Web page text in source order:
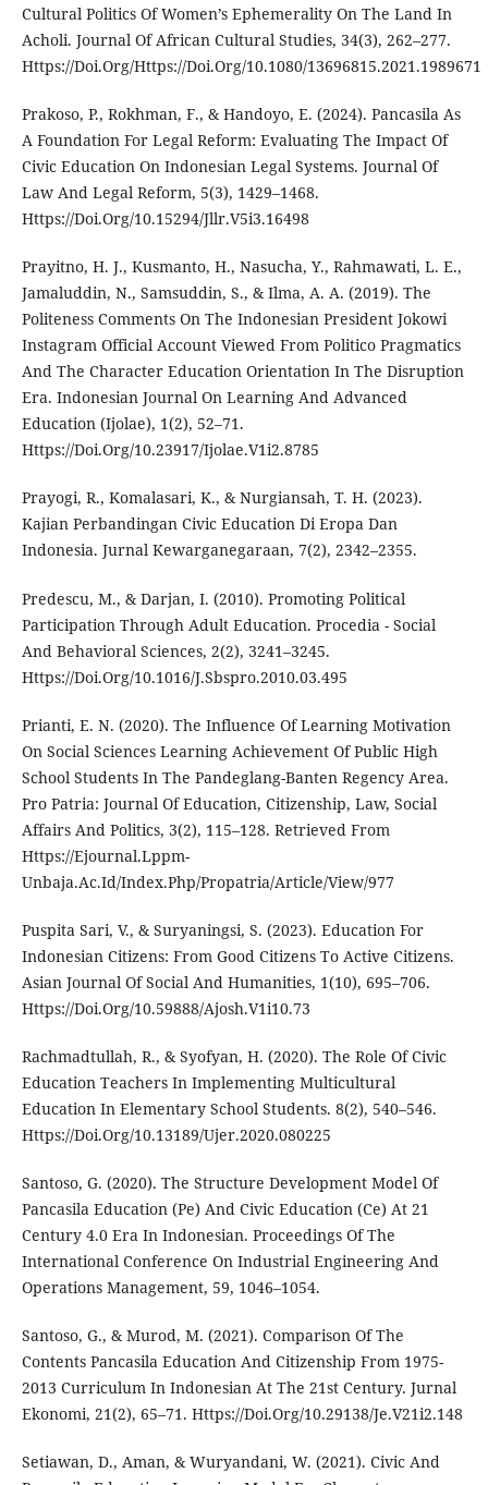
Cultural Politics Of Women’s Ephemerality On The Land In
Acholi. Journal Of African Cultural Studies, 34(3), 262–277.
Https://Doi.Org/Https://Doi.Org/10.1080/13696815.2021.1989671
Prakoso, P., Rokhman, F., & Handoyo, E. (2024). Pancasila As
A Foundation For Legal Reform: Evaluating The Impact Of
Civic Education On Indonesian Legal Systems. Journal Of
Law And Legal Reform, 5(3), 1429–1468.
Https://Doi.Org/10.15294/Jllr.V5i3.16498
Prayitno, H. J., Kusmanto, H., Nasucha, Y., Rahmawati, L. E.,
Jamaluddin, N., Samsuddin, S., & Ilma, A. A. (2019). The
Politeness Comments On The Indonesian President Jokowi
Instagram Official Account Viewed From Politico Pragmatics
And The Character Education Orientation In The Disruption
Era. Indonesian Journal On Learning And Advanced
Education (Ijolae), 1(2), 52–71.
Https://Doi.Org/10.23917/Ijolae.V1i2.8785
Prayogi, R., Komalasari, K., & Nurgiansah, T. H. (2023).
Kajian Perbandingan Civic Education Di Eropa Dan
Indonesia. Jurnal Kewarganegaraan, 7(2), 2342–2355.
Predescu, M., & Darjan, I. (2010). Promoting Political
Participation Through Adult Education. Procedia - Social
And Behavioral Sciences, 2(2), 3241–3245.
Https://Doi.Org/10.1016/J.Sbspro.2010.03.495
Prianti, E. N. (2020). The Influence Of Learning Motivation
On Social Sciences Learning Achievement Of Public High
School Students In The Pandeglang-Banten Regency Area.
Pro Patria: Journal Of Education, Citizenship, Law, Social
Affairs And Politics, 3(2), 115–128. Retrieved From
Https://Ejournal.Lppm-
Unbaja.Ac.Id/Index.Php/Propatria/Article/View/977
Puspita Sari, V., & Suryaningsi, S. (2023). Education For
Indonesian Citizens: From Good Citizens To Active Citizens.
Asian Journal Of Social And Humanities, 1(10), 695–706.
Https://Doi.Org/10.59888/Ajosh.V1i10.73
Rachmadtullah, R., & Syofyan, H. (2020). The Role Of Civic
Education Teachers In Implementing Multicultural
Education In Elementary School Students. 8(2), 540–546.
Https://Doi.Org/10.13189/Ujer.2020.080225
Santoso, G. (2020). The Structure Development Model Of
Pancasila Education (Pe) And Civic Education (Ce) At 21
Century 4.0 Era In Indonesian. Proceedings Of The
International Conference On Industrial Engineering And
Operations Management, 59, 1046–1054.
Santoso, G., & Murod, M. (2021). Comparison Of The
Contents Pancasila Education And Citizenship From 1975-
2013 Curriculum In Indonesian At The 21st Century. Jurnal
Ekonomi, 21(2), 65–71. Https://Doi.Org/10.29138/Je.V21i2.148
Setiawan, D., Aman, & Wuryandani, W. (2021). Civic And